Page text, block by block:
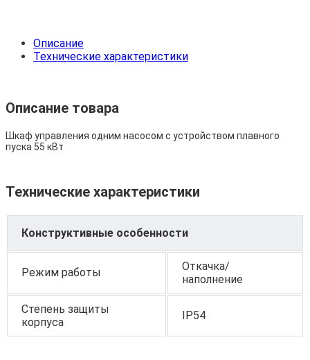
Описание
Технические характеристики
Описание товара
Шкаф управления одним насосом с устройством плавного
пуска 55 кВт
Технические характеристики
Конструктивные особенности
Режим работы
Откачка/
наполнение
Степень защиты
корпуса
IP54